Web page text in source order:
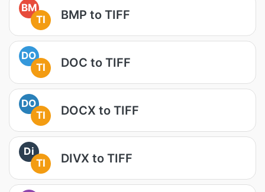
BM
TI
BMP to TIFF
DO
TI
DOC to TIFF
DO
TI
DOCX to TIFF
Di
TI
DIVX to TIFF